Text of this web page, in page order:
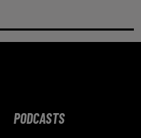
PODCASTS